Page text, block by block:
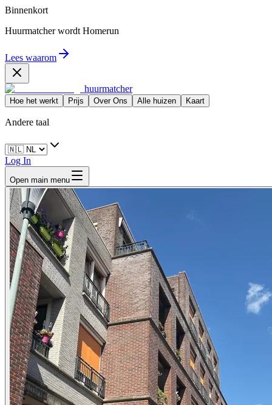
Binnenkort
Huurmatcher wordt Homerun
Lees waarom
huurmatcher
Hoe het werkt Prijs Over Ons Alle huizen Kaart
Andere taal
Log In
Open main menu